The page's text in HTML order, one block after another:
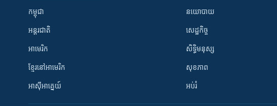
កម្ពុជា
អន្តរជាតិ
អាមេរិក
ខ្មែរ​នៅអាមេរិក
អាស៊ីអាគ្នេយ៍
នយោបាយ
សេដ្ឋកិច្ច
សិទ្ធិមនុស្ស
សុខភាព
អប់រំ